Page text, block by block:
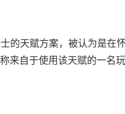
的天赋方案，被认为是在
来自于使用该天赋的一名